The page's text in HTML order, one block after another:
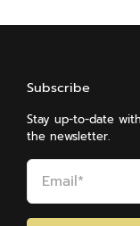
Subscribe
Stay up-to-date
the newsletter.